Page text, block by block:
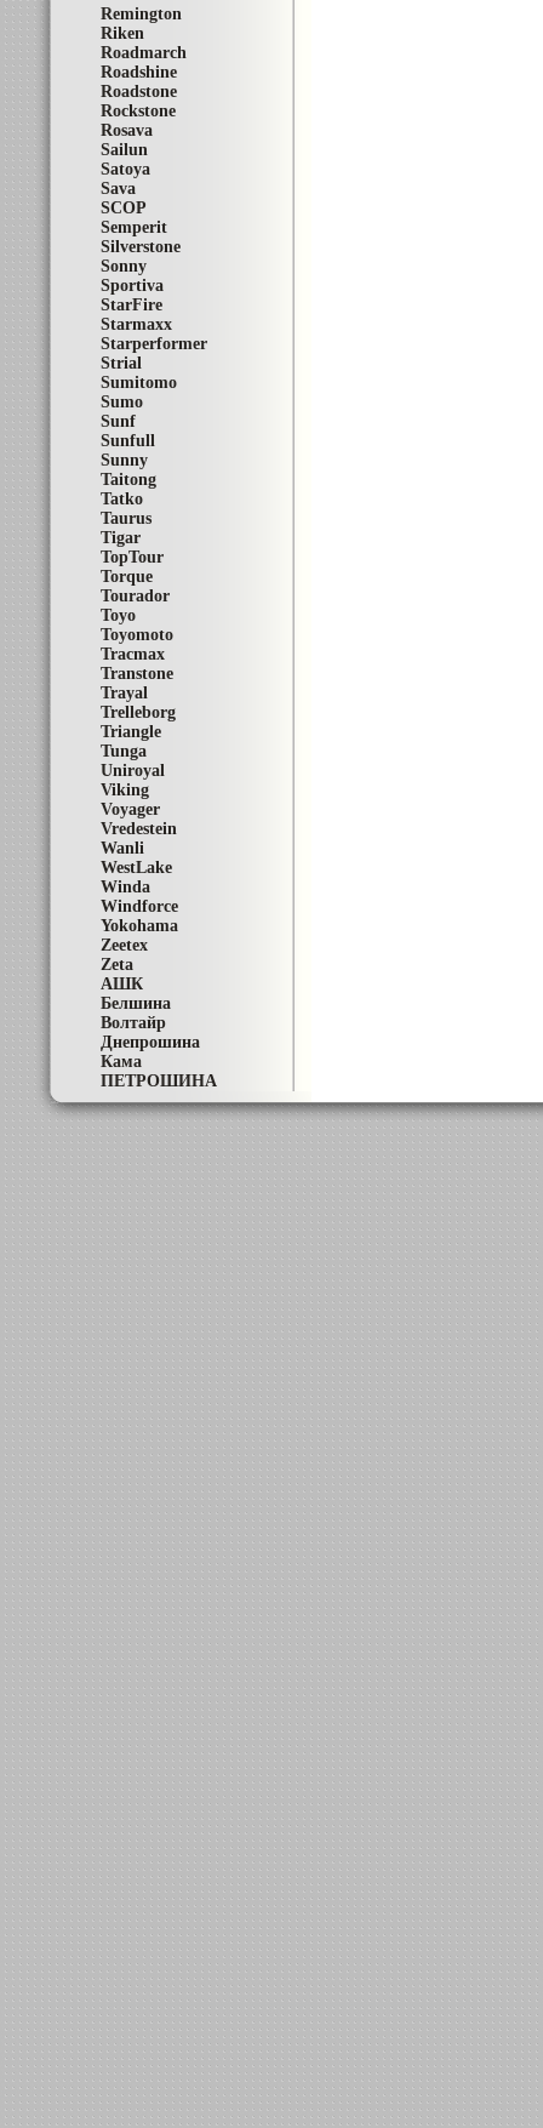
Remington
Riken
Roadmarch
Roadshine
Roadstone
Rockstone
Rosava
Sailun
Satoya
Sava
SCOP
Semperit
Silverstone
Sonny
Sportiva
StarFire
Starmaxx
Starperformer
Strial
Sumitomo
Sumo
Sunf
Sunfull
Sunny
Taitong
Tatko
Taurus
Tigar
TopTour
Torque
Tourador
Toyo
Toyomoto
Tracmax
Transtone
Trayal
Trelleborg
Triangle
Tunga
Uniroyal
Viking
Voyager
Vredestein
Wanli
WestLake
Winda
Windforce
Yokohama
Zeetex
Zeta
АШК
Белшина
Волтайр
Днепрошина
Кама
ПЕТРОШИНА